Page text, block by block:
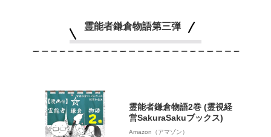
霊能者鎌倉物語第三弾
霊能者鎌倉物語2巻 (霊視経
営SakuraSakuブックス)
Amazon（アマゾン）